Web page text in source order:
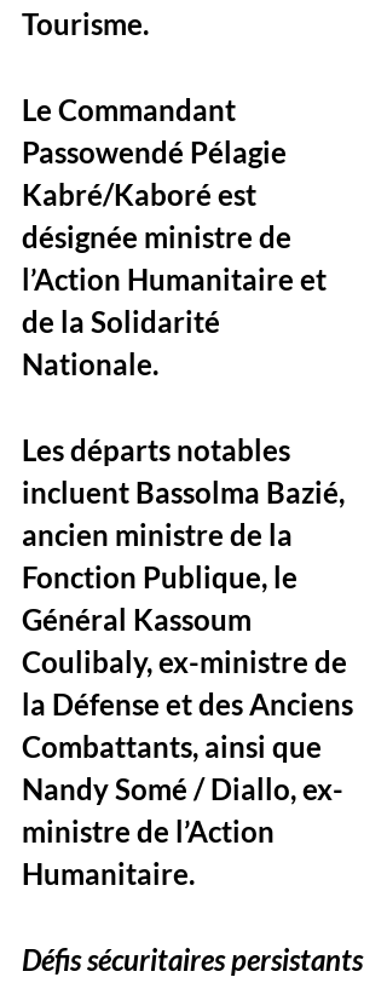
Tourisme.
Le Commandant
Passowendé Pélagie
Kabré/Kaboré est
désignée ministre de
l’Action Humanitaire et
de la Solidarité
Nationale.
Les départs notables
incluent Bassolma Bazié,
ancien ministre de la
Fonction Publique, le
Général Kassoum
Coulibaly, ex-ministre de
la Défense et des Anciens
Combattants, ainsi que
Nandy Somé / Diallo, ex-
ministre de l’Action
Humanitaire.
Défis sécuritaires persistants